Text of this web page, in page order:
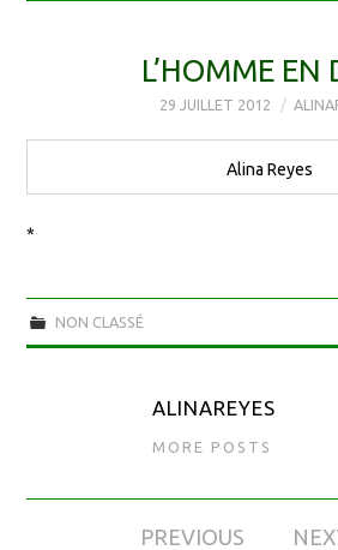
L’HOMME EN
29 JUILLET 2012
Alina Reyes
*
NON CLASSÉ
ALINAREYES
MORE POSTS
PREVIOUS